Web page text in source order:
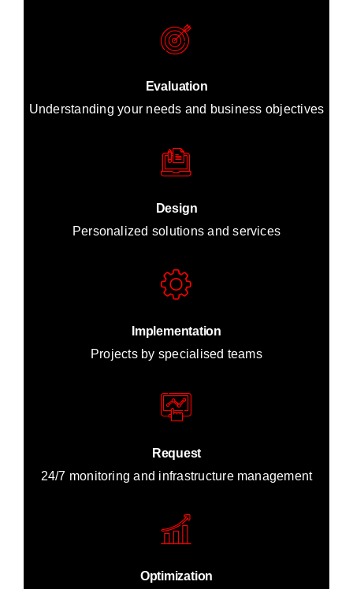
Evaluation
Understanding your needs and business objectives
Design
Personalized solutions and services
Implementation
Projects by specialised teams
Request
24/7 monitoring and infrastructure management
Optimization